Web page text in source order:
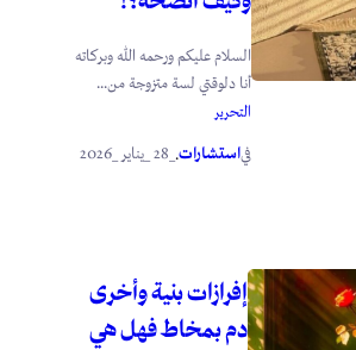
السلام عليكم ورحمه الله وبركاته
أنا دلوقتي لسة متزوجة من...
التحرير
فياستشارات.
إفرازات بنية وأخرى
دم بمخاط فهل هي